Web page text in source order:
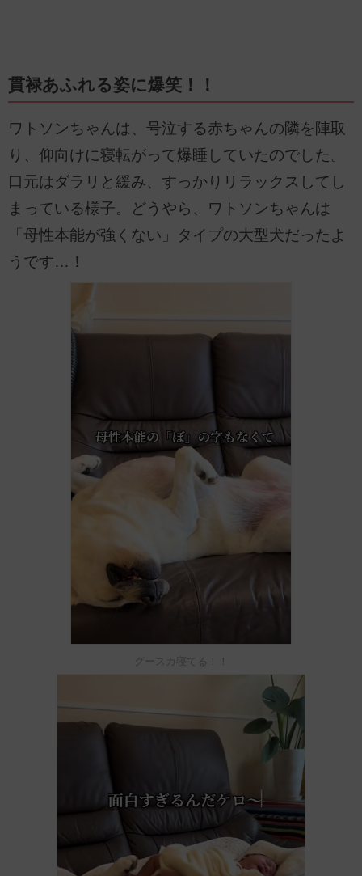
貫禄あふれる姿に爆笑！！
ワトソンちゃんは、号泣する赤ちゃんの隣を陣取
り、仰向けに寝転がって爆睡していたのでした。
口元はダラリと緩み、すっかりリラックスしてし
まっている様子。どうやら、ワトソンちゃんは
「母性本能が強くない」タイプの大型犬だったよ
うです…！
グースカ寝てる！！